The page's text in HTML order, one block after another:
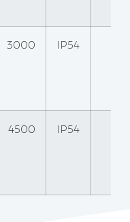
3000 IP54
4500 IP54